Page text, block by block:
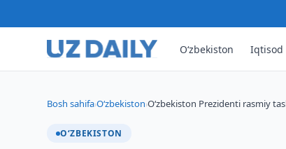
O‘zbekiston Iqtisod
Bosh sahifa›O‘zbekiston›Oʻzbekiston Prezidenti rasmiy
O‘ZBEKISTON